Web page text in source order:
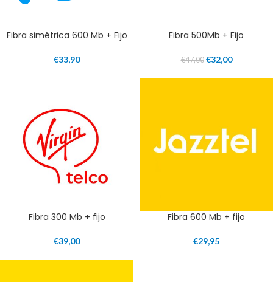
Fibra simétrica 600 Mb + Fijo
€33,90
Fibra 500Mb + Fijo
€47,00 €32,00
Fibra 300 Mb + fijo
€39,00
Fibra 600 Mb + fijo
€29,95